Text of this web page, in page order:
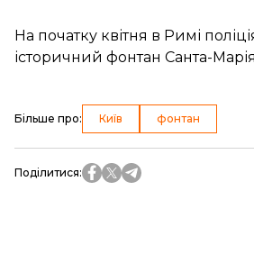
На початку квітня в Римі
історичний фонтан Санта-Марія
Більше про: Київ фонтан
Поділитися: